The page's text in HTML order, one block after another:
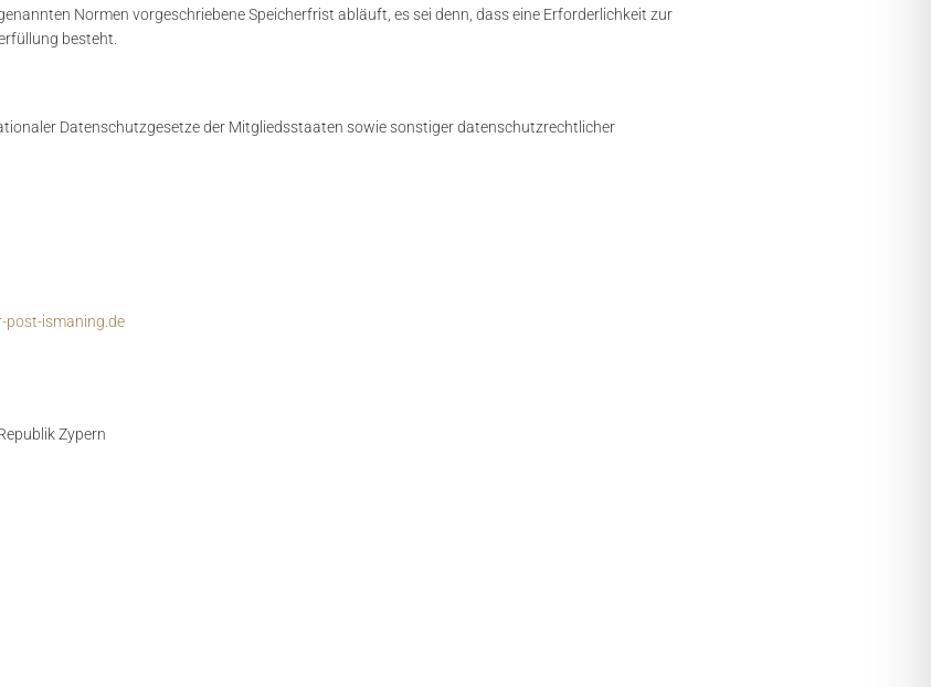
Normen vorgeschriebene Speicherfrist abläuft, es sei denn, dass eine Erforderlichkeit zur
besteht.
Datenschutzgesetze der Mitgliedsstaaten sowie sonstiger datenschutzrechtlicher
post-ismaning.de
Zypern